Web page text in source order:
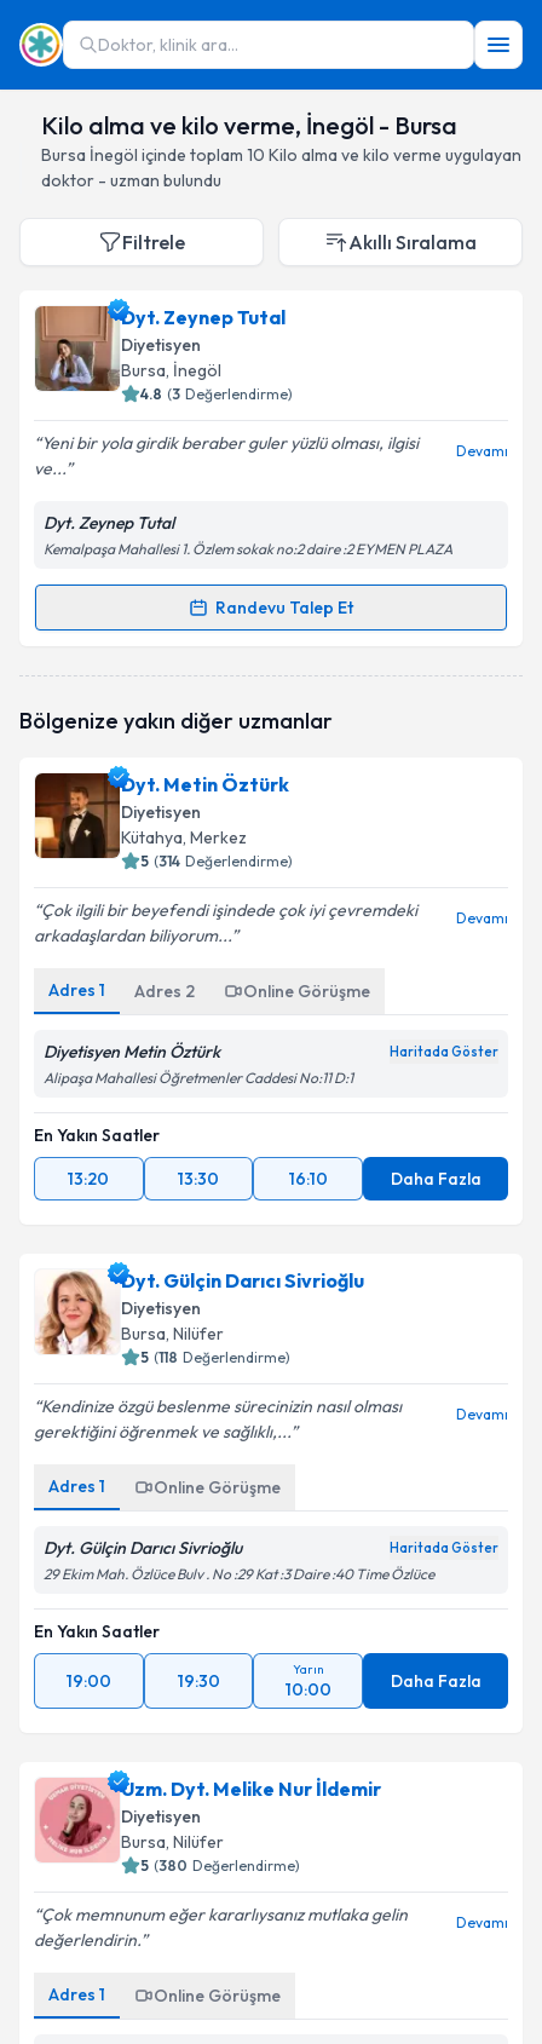
Doktor, klinik ara...
Kilo alma ve kilo verme, İnegöl - Bursa
Bursa İnegöl içinde toplam 10 Kilo alma ve kilo verme uygulayan
doktor - uzman bulundu
Filtrele Akıllı Sıralama
Dyt. Zeynep Tutal
Diyetisyen
Bursa, İnegöl
4.8 (3 Değerlendirme)
Yeni bir yola girdik beraber guler yüzlü olması, ilgisi
ve...
Devamı
Dyt. Zeynep Tutal
Kemalpaşa Mahallesi 1. Özlem sokak no:2 daire :2 EYMEN PLAZA
Randevu Talep Et
Randevu Takvimi Talebi
oluşturun. Size bu uzmandan randevu almanız için bir
E-posta Adresiniz
Kişisel verilerimin işlenmesine ilişkinAydınlatma
Metni'ni okudum ve kişisel verilerimin belirtilen
Takvim Talebini Gönder
Bölgenize yakın diğer uzmanlar
Dyt. Metin Öztürk
Diyetisyen
Kütahya, Merkez
5 (314 Değerlendirme)
Çok ilgili bir beyefendi işindede çok iyi çevremdeki
arkadaşlardan biliyorum...
Devamı
Adres 1 Adres 2 Online Görüşme
Diyetisyen Metin Öztürk Haritada Göster
Alipaşa Mahallesi Öğretmenler Caddesi No:11 D:1
En Yakın Saatler
13:20
13:30 16:10 Daha Fazla
Dyt. Gülçin Darıcı Sivrioğlu
Diyetisyen
Bursa, Nilüfer
5 (118 Değerlendirme)
Kendinize özgü beslenme sürecinizin nasıl olması
gerektiğini öğrenmek ve sağlıklı,...
Devamı
Adres 1 Online Görüşme
Dyt. Gülçin Darıcı Sivrioğlu Haritada Göster
29 Ekim Mah. Özlüce Bulv . No :29 Kat :3 Daire :40 Time Özlüce
En Yakın Saatler
19:00 19:30
Yarın
10:00 Daha Fazla
Uzm. Dyt. Melike Nur İldemir
Diyetisyen
Bursa, Nilüfer
5 (380 Değerlendirme)
Çok memnunum eğer kararlıysanız mutlaka gelin
değerlendirin.
Devamı
Adres 1 Online Görüşme